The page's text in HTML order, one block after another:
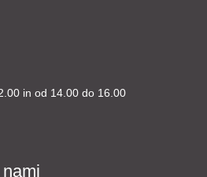
in od 14.00 do 16.00